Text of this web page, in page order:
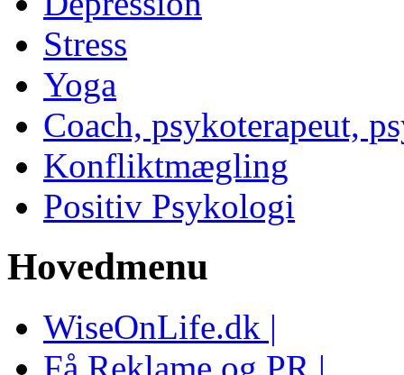
Stress
Yoga
Coach, psykoterapeut,
Konfliktmægling
Positiv Psykologi
Hovedmenu
WiseOnLife.dk |